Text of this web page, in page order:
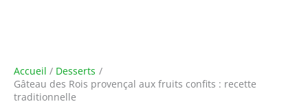
Accueil
Desserts
Gâteau des Rois provençal aux fruits confits : recette
traditionnelle